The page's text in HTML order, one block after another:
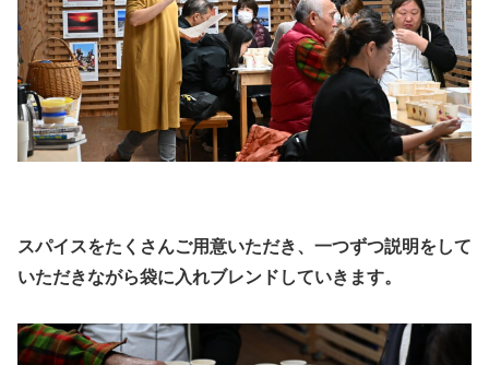
スパイスをたくさんご用意いただき、一つずつ説明をして
いただきながら袋に入れブレンドしていきます。